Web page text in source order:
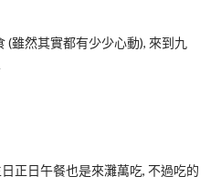
雖然其實都有少少心動), 來到九
正日午餐也是來灘萬吃, 不過吃的